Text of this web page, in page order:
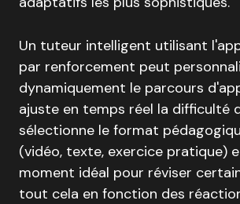
Un tuteur intelligent utilisant
par renforcement peut
dynamiquement le parcours
ajuste en temps réel la difficulté
sélectionne le format
(vidéo, texte, exercice pratique)
moment idéal pour réviser
tout cela en fonction des